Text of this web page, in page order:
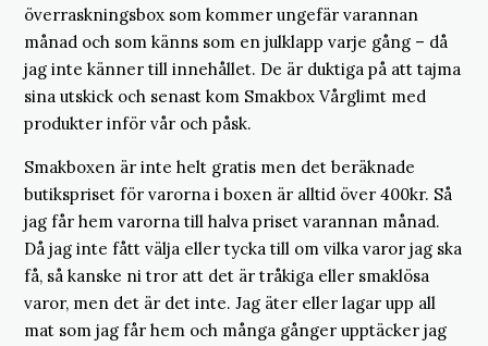
överraskningsbox som kommer ungefär varannan
månad och som känns som en julklapp varje gång – då
jag inte känner till innehållet. De är duktiga på att tajma
sina utskick och senast kom Smakbox Vårglimt med
produkter inför vår och påsk.
Smakboxen är inte helt gratis men det beräknade
butikspriset för varorna i boxen är alltid över 400kr. Så
jag får hem varorna till halva priset varannan månad.
Då jag inte fått välja eller tycka till om vilka varor jag ska
få, så kanske ni tror att det är tråkiga eller smaklösa
varor, men det är det inte. Jag äter eller lagar upp all
mat som jag får hem och många gånger upptäcker jag